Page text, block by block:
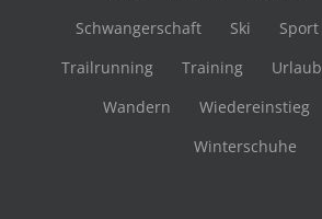
Schwangerschaft
Ski Sport
Trailrunning
Training Urlaub
Wandern
Wiedereinstieg
Winterschuhe